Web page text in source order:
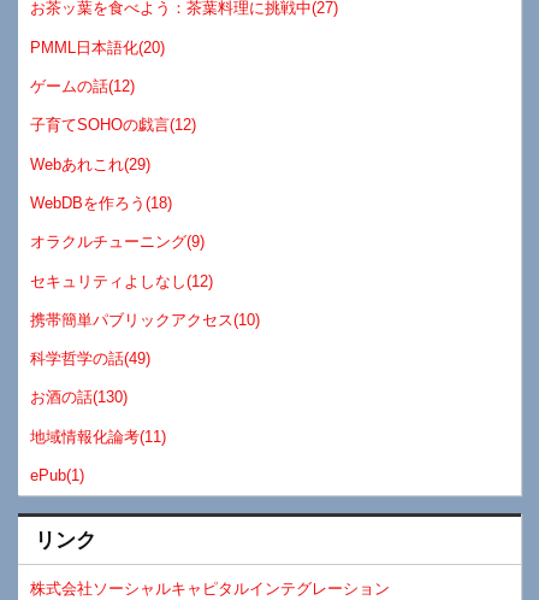
お茶ッ葉を食べよう：茶葉料理に挑戦中(27)
PMML日本語化(20)
ゲームの話(12)
子育てSOHOの戯言(12)
Webあれこれ(29)
WebDBを作ろう(18)
オラクルチューニング(9)
セキュリティよしなし(12)
携帯簡単パブリックアクセス(10)
科学哲学の話(49)
お酒の話(130)
地域情報化論考(11)
ePub(1)
リンク
株式会社ソーシャルキャピタルインテグレーション